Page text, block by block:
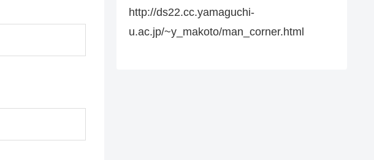
http://ds22.cc.yamaguchi-
u.ac.jp/~y_makoto/man_corner.html